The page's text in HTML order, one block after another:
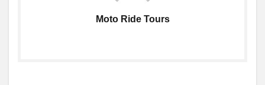
Moto Ride Tours